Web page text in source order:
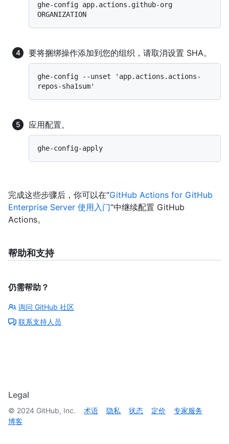
ghe-config app.actions.github-org
要将捆绑操作添加到您的组织，请取消设置 SHA。
ghe-config --unset 'app.actions.actions-
应用配置。
完成这些步骤后，你可以在“GitHub Actions for GitHub
Enterprise Server 使用入门”中继续配置 GitHub
Actions。
帮助和支持
仍需帮助？
询问 GitHub 社区
联系支持人员
Legal
© 2024 GitHub, Inc. 术语 隐私 状态 定价
专家服务
博客